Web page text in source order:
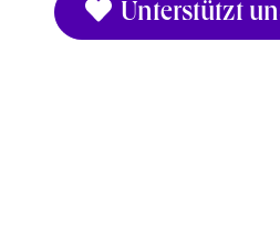
Unterstützt